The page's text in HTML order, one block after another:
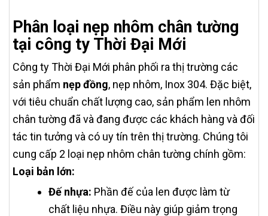
Phân loại nẹp nhôm chân tường
tại công ty Thời Đại Mới
Công ty Thời Đại Mới phân phối ra thị trường các
sản phẩm nẹp đồng, nẹp nhôm, Inox 304. Đặc biệt,
với tiêu chuẩn chất lượng cao, sản phẩm len nhôm
chân tường đã và đang được các khách hàng và đối
tác tin tưởng và có uy tín trên thị trường. Chúng tôi
cung cấp 2 loại nẹp nhôm chân tường chính gồm:
Loại bản lớn:
Đế nhựa: Phần đế của len được làm từ
chất liệu nhựa. Điều này giúp giảm trọng